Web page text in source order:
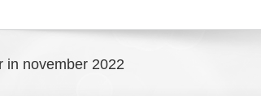
in november 2022